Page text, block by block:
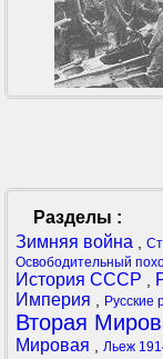
Разделы :
Зимняя война
Освободительный
История СССР
Империя
Русские
Вторая
Мировая
Льеж